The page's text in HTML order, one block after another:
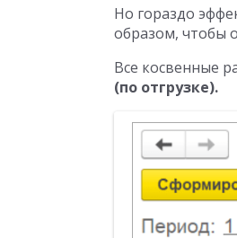
Но гораздо
образом, чтобы
Все косвенные
(по отгрузке).